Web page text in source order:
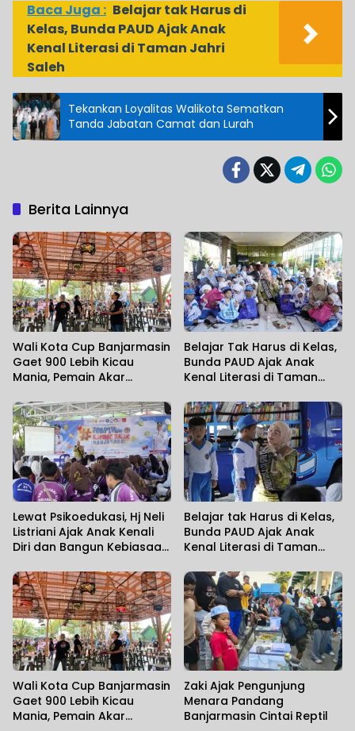
Baca Juga : Belajar tak Harus di
Kelas, Bunda PAUD Ajak Anak
Kenal Literasi di Taman Jahri
Saleh
Tekankan Loyalitas Walikota Sematkan
Tanda Jabatan Camat dan Lurah
Berita Lainnya
Wali Kota Cup Banjarmasin
Gaet 900 Lebih Kicau
Mania, Pemain Akar
Belajar Tak Harus di Kelas,
Bunda PAUD Ajak Anak
Kenal Literasi di Taman
Lewat Psikoedukasi, Hj Neli
Listriani Ajak Anak Kenali
Diri dan Bangun Kebiasaan
Belajar tak Harus di Kelas,
Bunda PAUD Ajak Anak
Kenal Literasi di Taman
Wali Kota Cup Banjarmasin
Gaet 900 Lebih Kicau
Mania, Pemain Akar
Zaki Ajak Pengunjung
Menara Pandang
Banjarmasin Cintai Reptil